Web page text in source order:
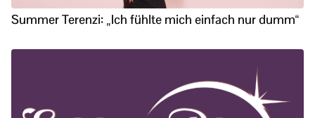
Summer Terenzi: „Ich fühlte mich einfach nur dumm“